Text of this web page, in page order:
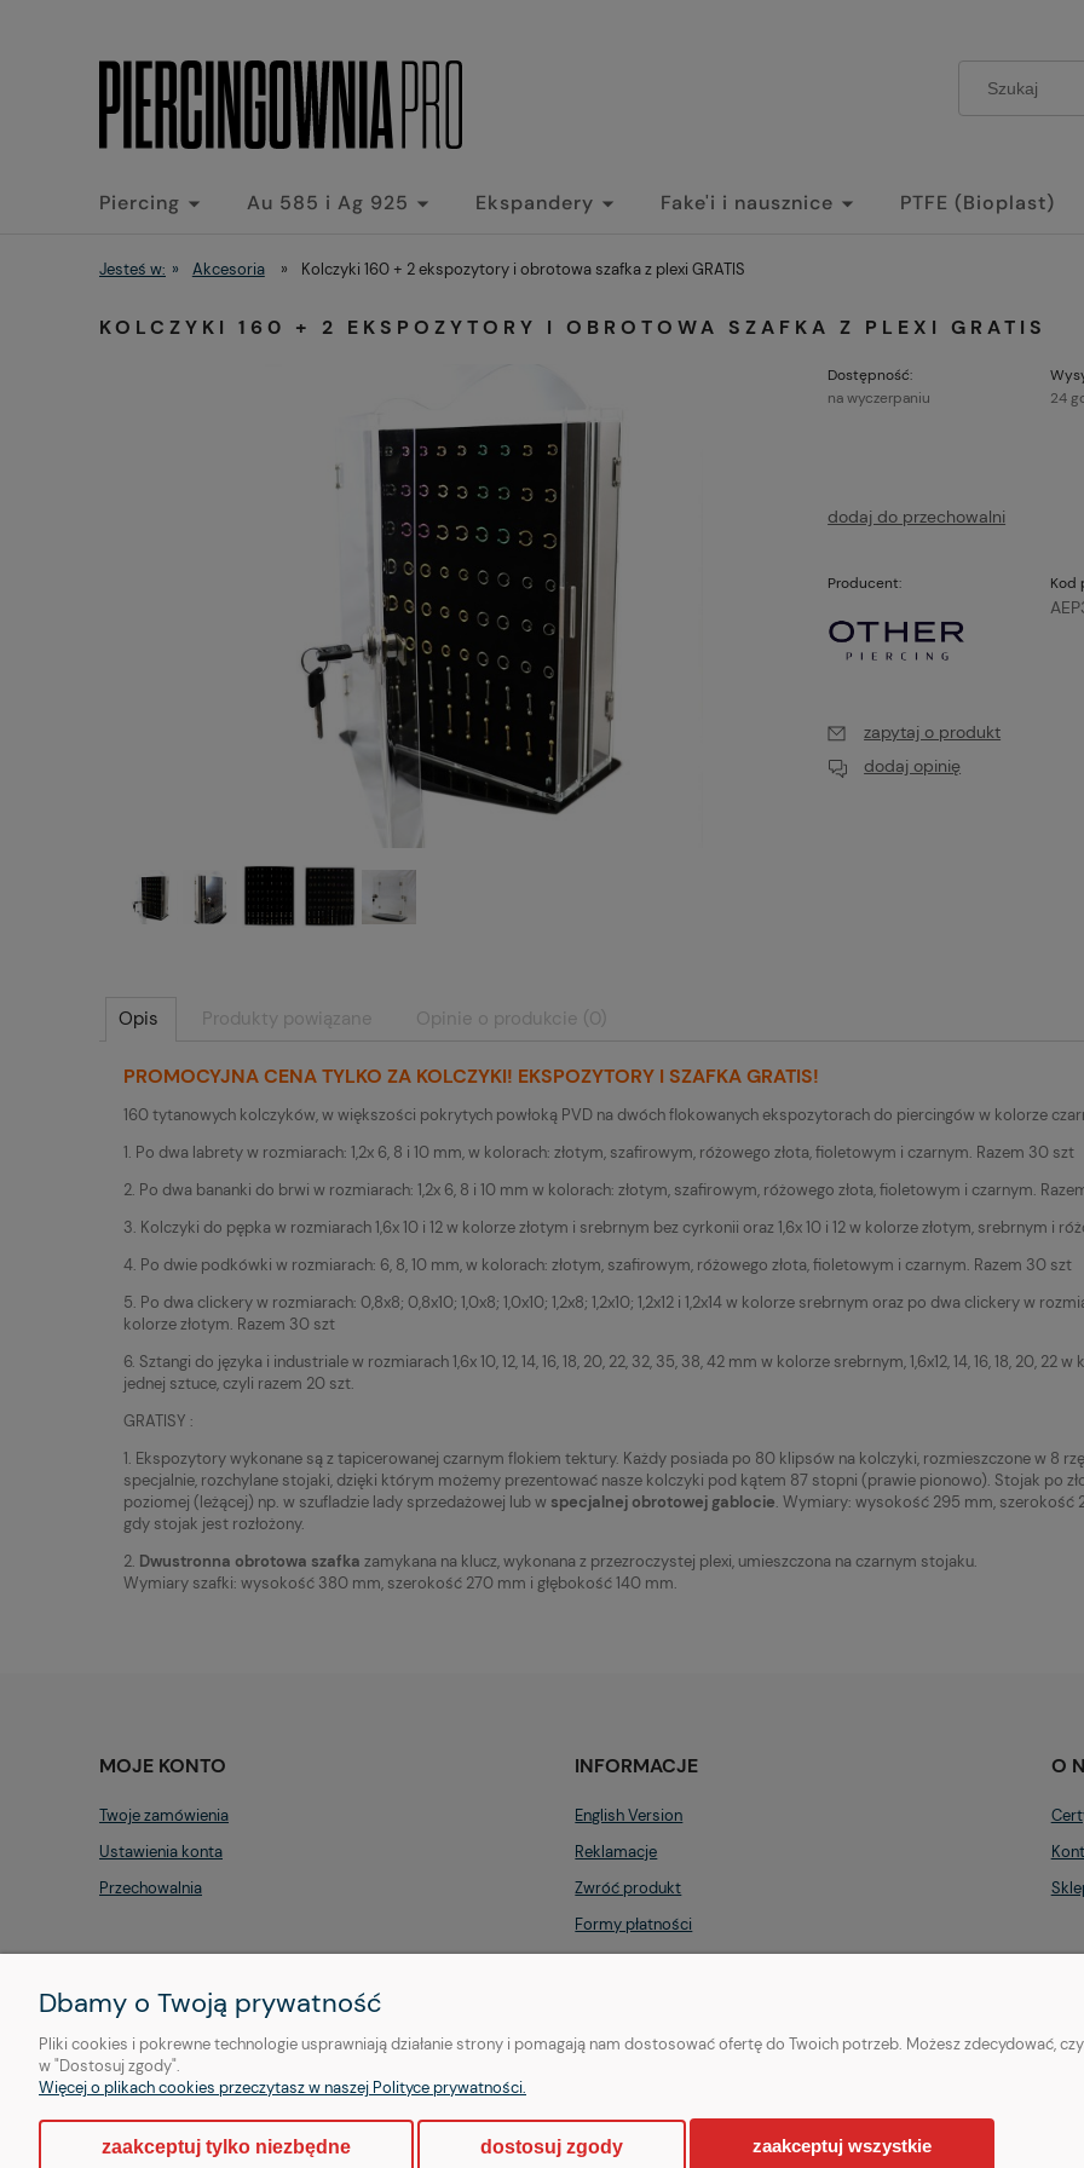
Piercing Au 585 i Ag 925 Ekspandery Fake'i i nausznice PTFE (Bioplast)
Jesteś w: » Akcesoria » Kolczyki 160 + 2 ekspozytory i obrotowa szafka z plexi GRATIS
KOLCZYKI 160 + 2 EKSPOZYTORY I OBROTOWA SZAFKA Z PLEXI GRATIS
Dostępność:
na wyczerpaniu
24
dodaj do przechowalni
Producent: Kod
zapytaj o produkt
dodaj opinię
Opis Produkty powiązane Opinie o produkcie (0)
PROMOCYJNA CENA TYLKO ZA KOLCZYKI! EKSPOZYTORY I SZAFKA GRATIS!
160 tytanowych kolczyków, w większości pokrytych powłoką PVD na dwóch flokowanych ekspozytorach do piercingów w kolorze
1. Po dwa labrety w rozmiarach: 1,2x 6, 8 i 10 mm, w kolorach: złotym, szafirowym, różowego złota, fioletowym i czarnym. Razem 30 szt
2. Po dwa bananki do brwi w rozmiarach: 1,2x 6, 8 i 10 mm w kolorach: złotym, szafirowym, różowego złota, fioletowym i czarnym.
3. Kolczyki do pępka w rozmiarach 1,6x 10 i 12 w kolorze złotym i srebrnym bez cyrkonii oraz 1,6x 10 i 12 w kolorze złotym, srebrnym i
4. Po dwie podkówki w rozmiarach: 6, 8, 10 mm, w kolorach: złotym, szafirowym, różowego złota, fioletowym i czarnym. Razem 30 szt
5. Po dwa clickery w rozmiarach: 0,8x8; 0,8x10; 1,0x8; 1,0x10; 1,2x8; 1,2x10; 1,2x12 i 1,2x14 w kolorze srebrnym oraz po dwa clickery w
kolorze złotym. Razem 30 szt
6. Sztangi do języka i industriale w rozmiarach 1,6x 10, 12, 14, 16, 18, 20, 22, 32, 35, 38, 42 mm w kolorze srebrnym, 1,6x12, 14, 16, 18, 20, 22
jednej sztuce, czyli razem 20 szt.
GRATISY :
1. Ekspozytory wykonane są z tapicerowanej czarnym flokiem tektury. Każdy posiada po 80 klipsów na kolczyki, rozmieszczone w 8
specjalnie, rozchylane stojaki, dzięki którym możemy prezentować nasze kolczyki pod kątem 87 stopni (prawie pionowo). Stojak po
poziomej (leżącej) np. w szufladzie lady sprzedażowej lub w specjalnej obrotowej gablocie. Wymiary: wysokość 295 mm, szerokość
gdy stojak jest rozłożony.
2. Dwustronna obrotowa szafka zamykana na klucz, wykonana z przezroczystej plexi, umieszczona na czarnym stojaku.
Wymiary szafki: wysokość 380 mm, szerokość 270 mm i głębokość 140 mm.
MOJE KONTO
Twoje zamówienia
Ustawienia konta
Przechowalnia
INFORMACJE
English Version
Reklamacje
Zwróć produkt
Formy płatności
Regulamin
O
Copyright © | OTHER Piercing sp. z o. o.
Dbamy o Twoją prywatność
Pliki cookies i pokrewne technologie usprawniają działanie strony i pomagają nam dostosować ofertę do Twoich potrzeb. Możesz zdecydować,
w "Dostosuj zgody".
Więcej o plikach cookies przeczytasz w naszej Polityce prywatności.
zaakceptuj tylko niezbędne dostosuj zgody zaakceptuj wszystkie